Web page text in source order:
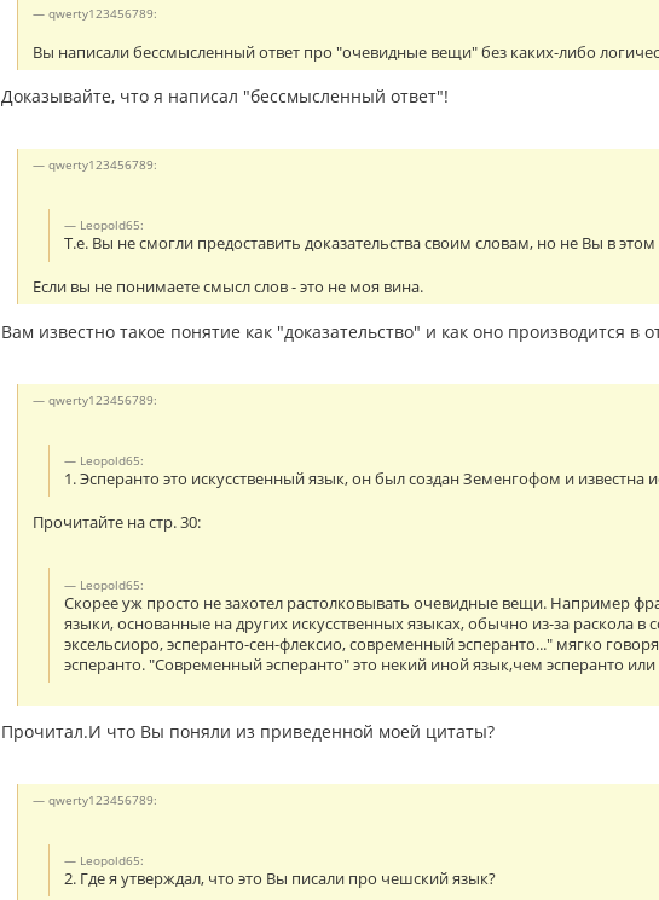
qwerty123456789:
Вы написали бессмысленный ответ про "очевидные вещи" без каких-либо
Доказывайте, что я написал "бессмысленный ответ"!
qwerty123456789:
Leopold65:
Т.е. Вы не смогли предоставить доказательства своим словам, но не Вы в
Если вы не понимаете смысл слов - это не моя вина.
Вам известно такое понятие как "доказательство" и как оно производится в
qwerty123456789:
Leopold65:
1. Эсперанто это искусственный язык, он был создан Земенгофом и известна
Прочитайте на стр. 30:
Leopold65:
Скорее уж просто не захотел растолковывать очевидные вещи. Например
языки, основанные на других искусственных языках, обычно из-за раскола в
эксельсиоро, эсперанто-сен-флексио, современный эсперанто..." мягко
эсперанто. "Современный эсперанто" это некий иной язык,чем эсперанто или
Прочитал.И что Вы поняли из приведенной моей цитаты?
qwerty123456789:
Leopold65:
2. Где я утверждал, что это Вы писали про чешский язык?